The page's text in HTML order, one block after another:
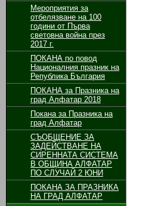
Мероприятия за
отбелязване на 100
години от Първа
световна война през
2017 г.
ПОКАНА по повод
Националния празник на
Република България
ПОКАНА за Празника на
град Алфатар 2018
Покана за Празника на
град Алфатар
СЪОБЩЕНИЕ ЗА
ЗАДЕЙСТВАНЕ НА
СИРЕННАТА СИСТЕМА
В ОБЩИНА АЛФАТАР
ПО СЛУЧАЙ 2 ЮНИ
ПОКАНА ЗА ПРАЗНИКА
НА ГРАД АЛФАТАР